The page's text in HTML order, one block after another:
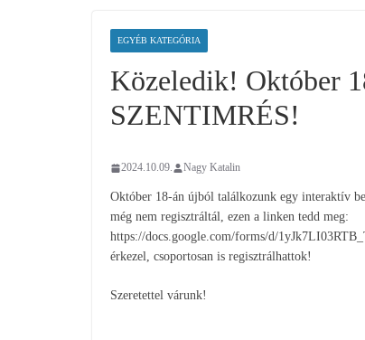
EGYÉB KATEGÓRIA
Közeledik! Október
SZENTIMRÉS!
2024.10.09. Nagy Katalin
Október 18-án újból találkozunk egy interaktív
még nem regisztráltál, ezen a linken tedd meg:
https://docs.google.com/forms/d/
érkezel, csoportosan is regisztrálhattok!
Szeretettel várunk!